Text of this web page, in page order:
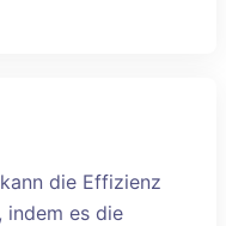
die Effizienz
indem es die